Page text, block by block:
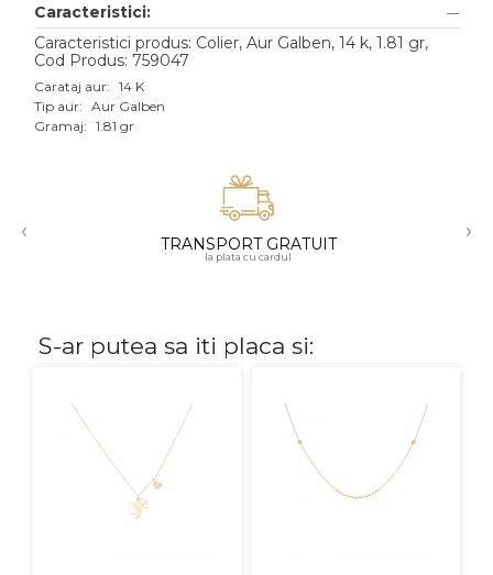
Aur alb
Aur roz
Aur mixt
18K
Cu pietre
Diamante
Caracteristici:
Caracteristici produs: Colier, Aur Galben, 14 k, 1.81 gr,
Cod Produs: 759047
Carataj aur: 14 K
Tip aur: Aur Galben
Gramaj: 1.81 gr
‹ TRANSPORT GRATUIT
la plata cu cardul
›
S-ar putea sa iti placa si: